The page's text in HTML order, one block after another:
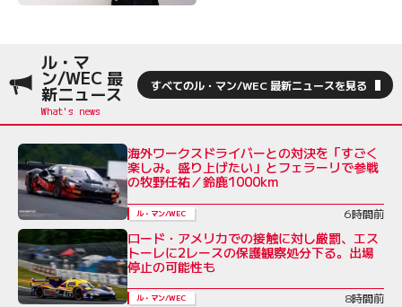
ル・マ
ン/WEC 最
新ニュース すべてのル・マン/WEC 最新ニュースを見る
海外ワークスドライバーとの対決を「すごく
楽しみ。盛り上げたい」とフェラーリで参戦
の牧野任祐／鈴鹿1000km
ル・マン/WEC 6時間前
ロード・アメリカでの接触に対し厳罰、エス
トーレに2レースの保護観察処分下る。出場
停止の可能性も
ル・マン/WEC 8時間前